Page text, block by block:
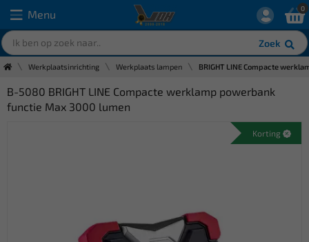
Menu
Zoek
0
Werkplaatsinrichting Werkplaats lampen BRIGHT LINE Compacte
B-5080 BRIGHT LINE Compacte werklamp powerbank
functie Max 3000 lumen
Korting